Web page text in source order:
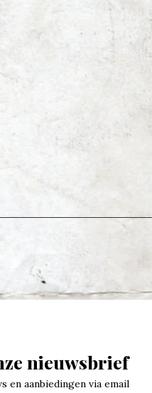
nieuwsbrief
en aanbiedingen via email